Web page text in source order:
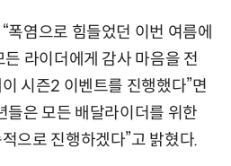
폭염으로 힘들었던 이번 여름에
라이더에게 감사 마음을 전
시즌2 이벤트를 진행했다”면
들은 모든 배달라이더를 위한
으로 진행하겠다”고 밝혔다.